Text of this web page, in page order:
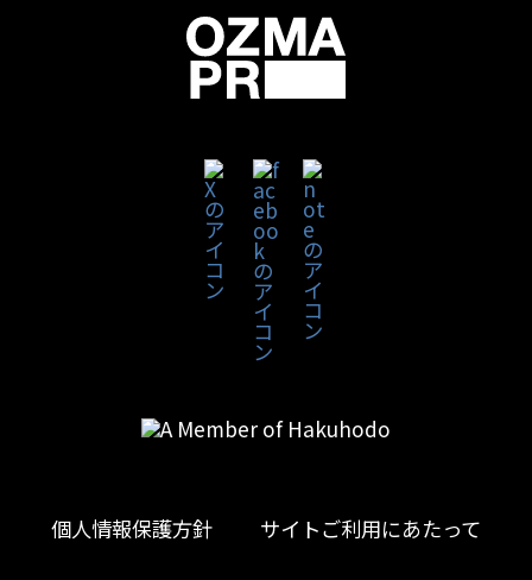
個人情報保護方針 サイトご利用にあたって